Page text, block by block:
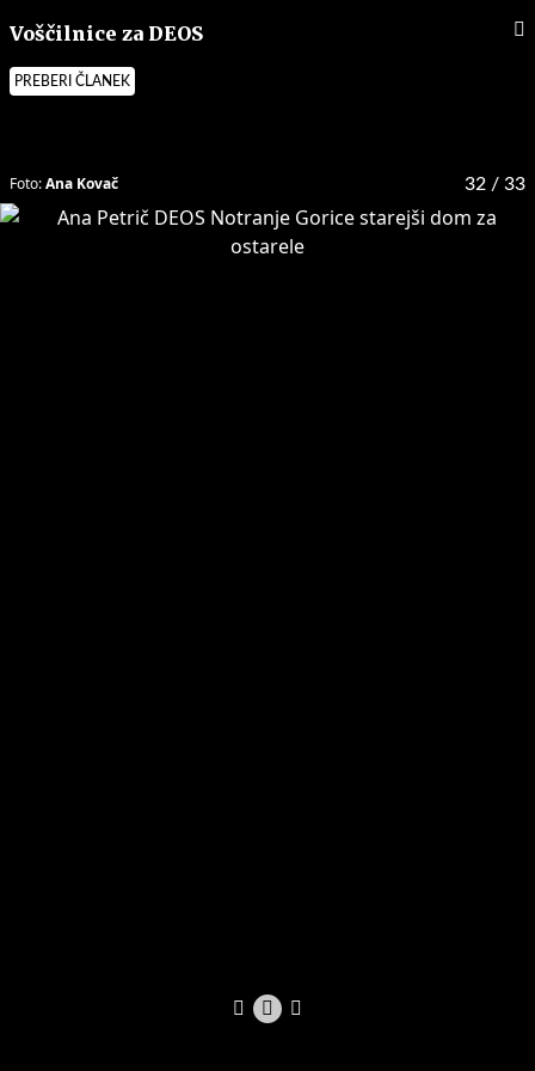
Voščilnice za DEOS
PREBERI ČLANEK
32 / 33
Foto:Ana Kovač